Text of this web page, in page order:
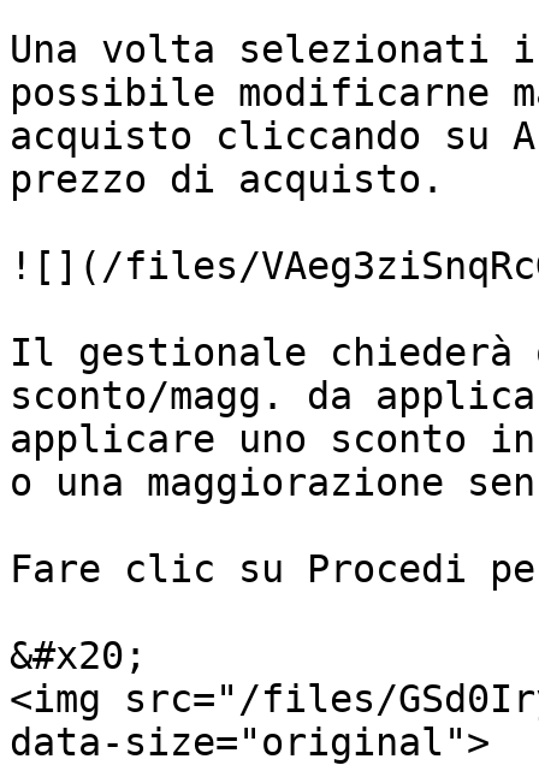
Una volta selezionati
possibile modificarne
acquisto cliccando su
prezzo di acquisto.
![](/files/
Il gestionale chiederà
sconto/magg. da
applicare uno sconto
o una maggiorazione
Fare clic su Procedi
&#x20;
<img src="/files/
data-size="original">